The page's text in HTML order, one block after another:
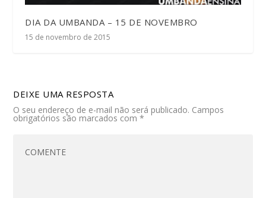
DIA DA UMBANDA – 15 DE NOVEMBRO
15 de novembro de 2015
DEIXE UMA RESPOSTA
O seu endereço de e-mail não será publicado. Campos
obrigatórios são marcados com*